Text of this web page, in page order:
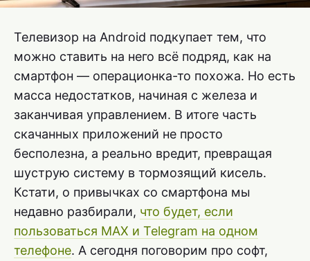
Телевизор на Android подкупает тем, что
можно ставить на него всё подряд, как на
смартфон — операционка-то похожа. Но есть
масса недостатков, начиная с железа и
заканчивая управлением. В итоге часть
скачанных приложений не просто
бесполезна, а реально вредит, превращая
шуструю систему в тормозящий кисель.
Кстати, о привычках со смартфона мы
недавно разбирали, что будет, если
пользоваться MAX и Telegram на одном
телефоне. А сегодня поговорим про софт,